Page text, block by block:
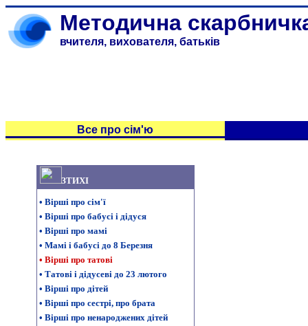
Методична
вчителя, вихователя, батьків
Все про сім'ю
ЗТИХІ
•Вірші про сім'ї
•Вірші про бабусі і дідуся
•Вірші про мамі
•Мамі і бабусі до 8 Березня
•Вірші про татові
•Татові і дідусеві до 23 лютого
•Вірші про дітей
•Вірші про сестрі, про брата
•Вірші про ненароджених дітей